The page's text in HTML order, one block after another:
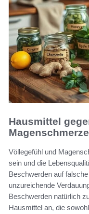
Hausmittel
Völlegefühl und
sein und die
Beschwerden auf
unzureichende
Beschwerden natürlich
Hausmittel an, die